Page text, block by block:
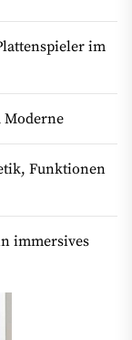
im
Moderne
Funktionen
immersives